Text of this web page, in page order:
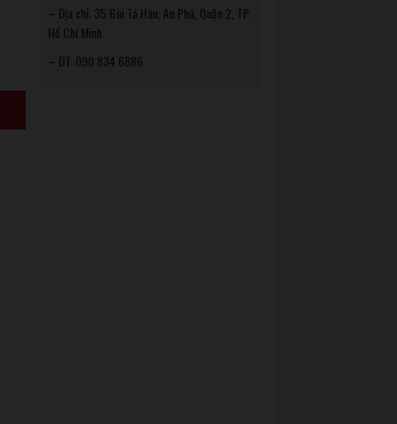
– Địa chỉ: 35 Bùi Tá Hán, An Phú, Quận 2, TP.
Hồ Chí Minh
– ĐT: 090 834 6886